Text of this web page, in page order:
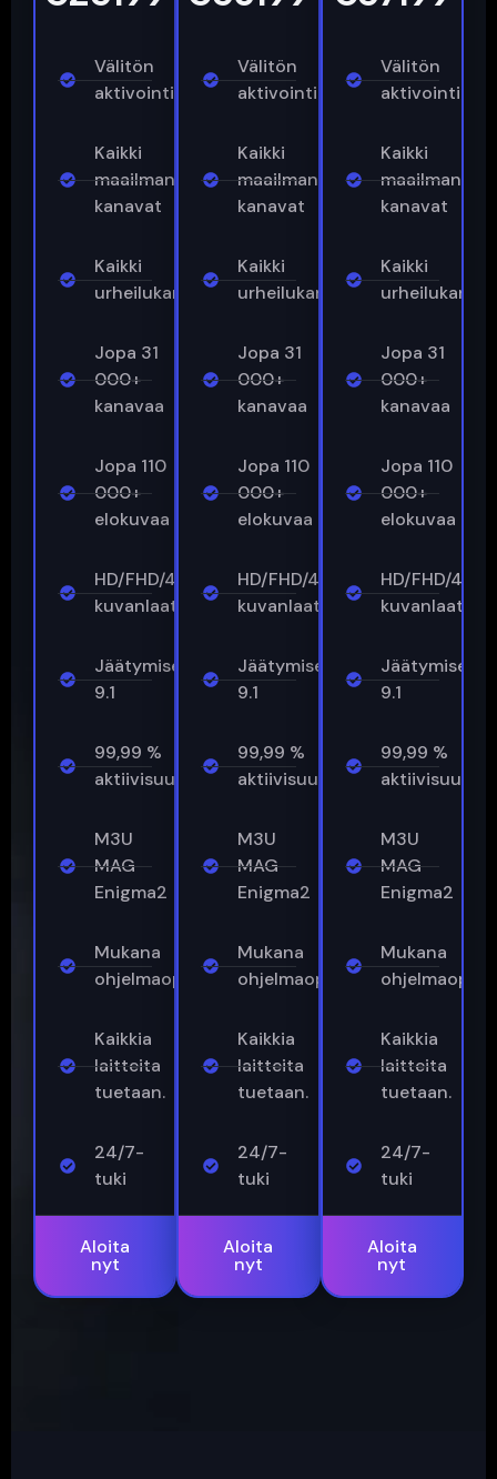
Välitön
aktivointi
Kaikki
maailman
kanavat
Kaikki
urheilukanavat
Jopa 31
000+
kanavaa
Jopa 110
000+
elokuvaa
HD/FHD/4K-
kuvanlaatu
Jäätymisenestoaine™
9.1
99,99 %
aktiivisuusajasta
M3U
MAG
Enigma2
Mukana
ohjelmaopas
Kaikkia
laitteita
tuetaan.
24/7-
tuki
Aloita
nyt
Välitön
aktivointi
Kaikki
maailman
kanavat
Kaikki
urheilukanavat
Jopa 31
000+
kanavaa
Jopa 110
000+
elokuvaa
HD/FHD/4K-
kuvanlaatu
Jäätymisenestoaine™
9.1
99,99 %
aktiivisuusajasta
M3U
MAG
Enigma2
Mukana
ohjelmaopas
Kaikkia
laitteita
tuetaan.
24/7-
tuki
Aloita
nyt
Välitön
aktivointi
Kaikki
maailman
kanavat
Kaikki
Jopa 31
000+
kanavaa
Jopa 110
000+
elokuvaa
HD/FHD/4K-
kuvanlaatu
9.1
99,99 %
M3U
MAG
Enigma2
Mukana
ohjelmaopas
Kaikkia
laitteita
tuetaan.
24/7-
tuki
Aloita
nyt